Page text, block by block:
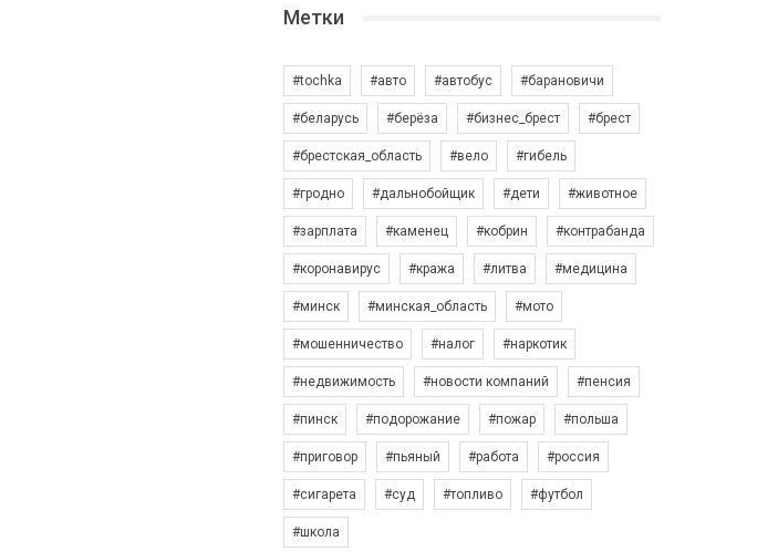
Метки
#tochka #авто #автобус #барановичи
#беларусь #берёза #бизнес_брест #брест
#брестская_область #вело #гибель
#гродно #дальнобойщик #дети #животное
#зарплата #каменец #кобрин #контрабанда
#коронавирус #кража #литва #медицина
#минск #минская_область #мото
#мошенничество #налог #наркотик
#недвижимость #новости компаний #пенсия
#пинск #подорожание #пожар #польша
#приговор #пьяный #работа #россия
#сигарета #суд #топливо #футбол
#школа